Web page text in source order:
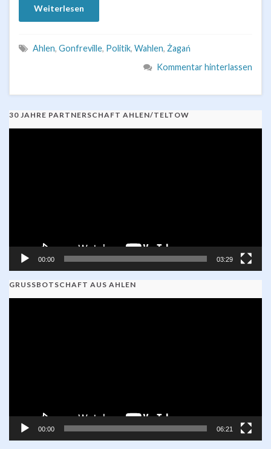
Weiterlesen
Ahlen, Gonfreville, Politik, Wahlen, Żagań
Kommentar hinterlassen
30 JAHRE PARTNERSCHAFT AHLEN/TELTOW
00:00 03:29
GRUSSBOTSCHAFT AUS AHLEN
00:00 06:21